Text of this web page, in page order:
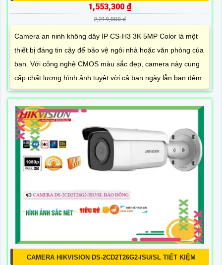
1,553,300 ₫
2,219,000 ₫
Camera an ninh không dây IP CS-H3 3K 5MP Color là một
thiết bị đáng tin cậy để bảo vệ ngôi nhà hoặc văn phòng của
bạn. Với công nghệ CMOS màu sắc đẹp, camera này cung
cấp chất lượng hình ảnh tuyệt vời cả ban ngày lẫn ban đêm
CAMERA HIKVISION DS-2CD2T26G2-ISU/SL TIẾT KIỆM